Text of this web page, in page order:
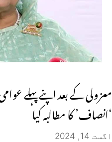
معزولی کے بعد اپنے پہلے
‘انصاف’ کا مطالبہ کیا
اگست 14, 2024